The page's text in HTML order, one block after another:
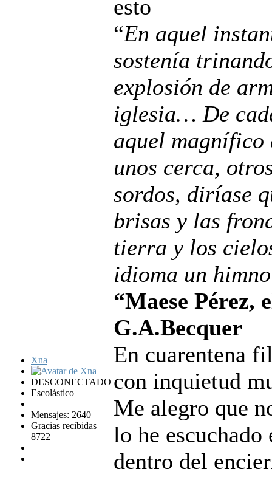
Xna
DESCONECTADO
Escolástico
Mensajes: 2640
Gracias recibidas
8722
esto
“En aquel
sostenía
explosión de
iglesia… De
aquel magnífico
unos cerca,
sordos, diríase
brisas y las
tierra y los
idioma un
“Maese Pérez,
G.A.Becquer
En cuarentena
con inquietud
Me alegro que
lo he
dentro del